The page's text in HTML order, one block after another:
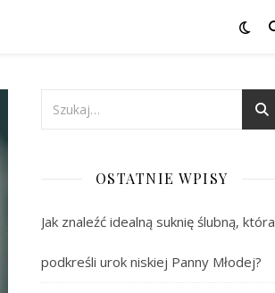
OSTATNIE WPISY
Jak znaleźć idealną suknię ślubną, która
podkreśli urok niskiej Panny Młodej?